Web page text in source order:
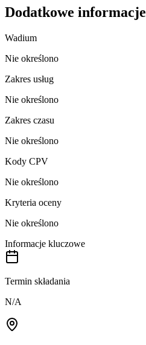
Dodatkowe informacje
Wadium
Nie określono
Zakres usług
Nie określono
Zakres czasu
Nie określono
Kody CPV
Nie określono
Kryteria oceny
Nie określono
Informacje kluczowe
Termin składania
N/A